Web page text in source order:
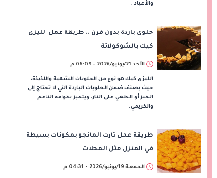
والأعياد .
حلوى باردة بدون فرن .. طريقة عمل الليزى
كيك بالشوكولاتة
الأحد 21/يونيو/2026 - 06:09 م
الليزى كيك هو نوع من الحلويات الشهية واللذيذة،
حيث يصنف ضمن الحلويات الباردة التي لا تحتاج إلى
الخبز أو الطهي على النار. ويتميز بقوامه الناعم
والكريمي.
طريقة عمل تارت المانجو بمكونات بسيطة
في المنزل مثل المحلات
الجمعة 19/يونيو/2026 - 04:31 م